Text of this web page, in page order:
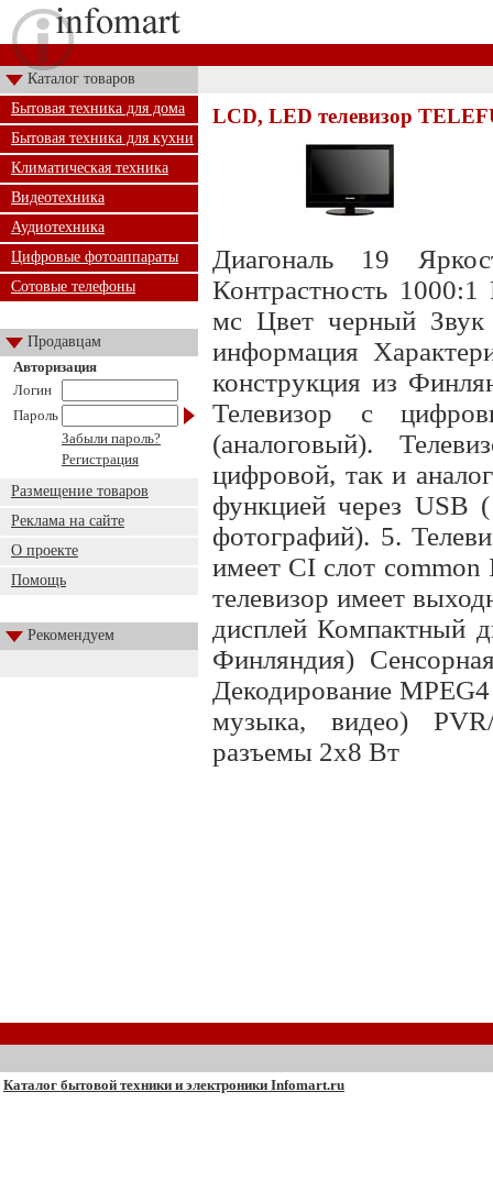
Каталог товаров
Бытовая техника для дома
Бытовая техника для кухни
Климатическая техника
Видеотехника
Аудиотехника
Цифровые фотоаппараты
Сотовые телефоны
Продавцам
Авторизация
Логин
Пароль
Забыли пароль?
Регистрация
Размещение товаров
Реклама на сайте
О проекте
Помощь
Рекомендуем
LCD, LED телевизор
Диагональ 19
Контрастность
мс Цвет черный Звук
информация
конструкция из
Телевизор с
(аналоговый).
цифровой, так и
функцией через USB
фотографий). 5.
имеет CI слот common
телевизор имеет
дисплей Компактный
Финляндия)
Декодирование
музыка, видео)
разъемы 2х8 Вт
Каталог бытовой техники и электроники Infomart.ru